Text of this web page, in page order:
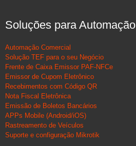
Soluções para Automação
Automação Comercial
Solução TEF para o seu Negócio
Frente de Caixa Emissor PAF-NFCe
Emissor de Cupom Eletrônico
Recebimentos com Código QR
Nota Fiscal Eletrônica
Emissão de Boletos Bancários
APPs Mobile (Android/iOS)
Rastreamento de Veículos
Suporte e configuração Mikrotik